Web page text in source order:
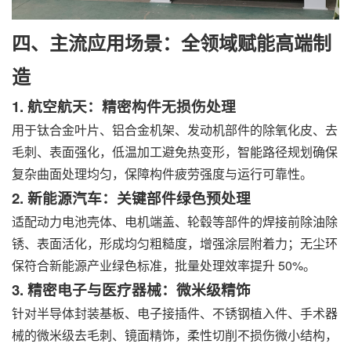
四、主流应用场景：全领域赋能高端制
造
1. 航空航天：精密构件无损伤处理
用于钛合金叶片、铝合金机架、发动机部件的除氧化皮、去
毛刺、表面强化，低温加工避免热变形，智能路径规划确保
复杂曲面处理均匀，保障构件疲劳强度与运行可靠性。
2. 新能源汽车：关键部件绿色预处理
适配动力电池壳体、电机端盖、轮毂等部件的焊接前除油除
锈、表面活化，形成均匀粗糙度，增强涂层附着力；无尘环
保符合新能源产业绿色标准，批量处理效率提升 50%。
3. 精密电子与医疗器械：微米级精饰
针对半导体封装基板、电子接插件、不锈钢植入件、手术器
械的微米级去毛刺、镜面精饰，柔性切削不损伤微小结构，